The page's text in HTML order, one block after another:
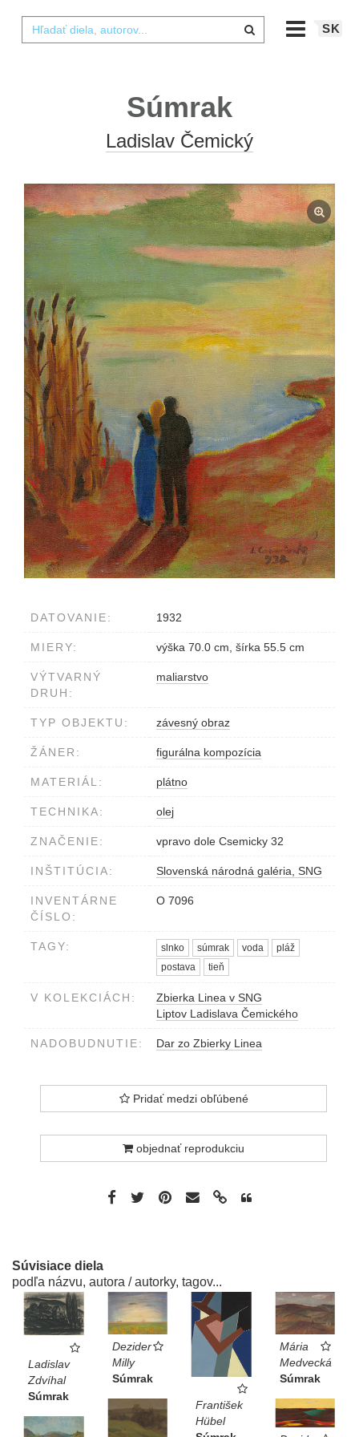
SK
Súmrak
Ladislav Čemický
DATOVANIE: 1932
MIERY: výška 70.0 cm, šírka 55.5 cm
VÝTVARNÝ
DRUH:
maliarstvo
TYP OBJEKTU: závesný obraz
ŽÁNER: figurálna kompozícia
MATERIÁL: plátno
TECHNIKA: olej
ZNAČENIE: vpravo dole Csemicky 32
INŠTITÚCIA: Slovenská národná galéria, SNG
INVENTÁRNE
ČÍSLO:
O 7096
TAGY: slnko súmrak voda
pláž
postava
tieň
V KOLEKCIÁCH:
Zbierka Linea v SNG
Liptov Ladislava Čemického
NADOBUDNUTIE: Dar zo Zbierky Linea
Pridať medzi obľúbené
objednať reprodukciu
Súvisiace diela
podľa názvu, autora / autorky, tagov...
Ladislav
Zdvíhal
Súmrak
Dezider
Milly
Súmrak
František
Hübel
Mária
Medvecká
Súmrak